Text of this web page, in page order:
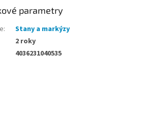
parametry
:
Stany a markýzy
2 roky
4036231040535